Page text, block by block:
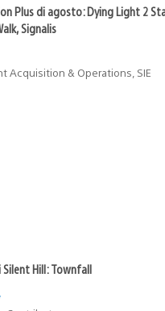
Plus di agosto: Dying Light 2
Signalis
Acquisition & Operations, SIE
Hill: Townfall